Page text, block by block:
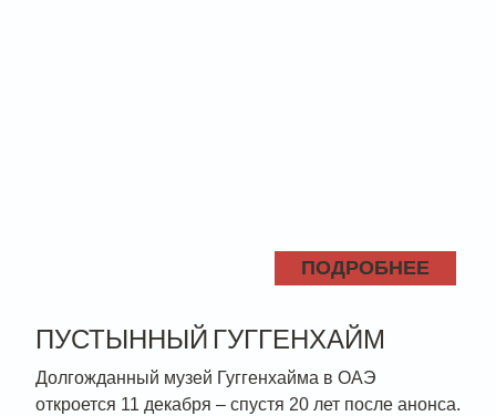
ПОДРОБНЕЕ
ПУСТЫННЫЙ ГУГГЕНХАЙМ
Долгожданный музей Гуггенхайма в ОАЭ
откроется 11 декабря – спустя 20 лет после анонса.